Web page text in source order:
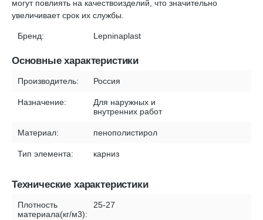
могут повлиять на качествоизделий, что значительно
увеличивает срок их службы.
Бренд: Lepninaplast
Основные характеристики
Производитель: Россия
Назначение:
Для наружных и
внутренних работ
Материал: пенополистирол
Тип элемента: карниз
Технические характеристики
Плотность
материала(кг/м3):
25-27